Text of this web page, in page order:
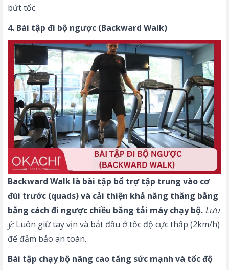
bứt tốc.
4. Bài tập đi bộ ngược (Backward Walk)
Backward Walk là bài tập bổ trợ tập trung vào cơ
đùi trước (quads) và cải thiện khả năng thăng bằng
bằng cách đi ngược chiều băng tải máy chạy bộ. Lưu
ý:Luôn giữ tay vịn và bắt đầu ở tốc độ cực thấp (2km/h)
để đảm bảo an toàn.
Bài tập chạy bộ nâng cao tăng sức mạnh và tốc độ